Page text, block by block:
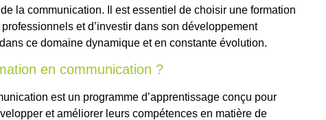
la communication. Il est essentiel de choisir une formation
et d’investir dans son développement
ce domaine dynamique et en constante évolution.
en communication ?
est un programme d’apprentissage conçu pour
et améliorer leurs compétences en matière de